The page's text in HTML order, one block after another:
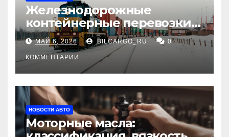
Железнодорожные
контейнерные перевозки
из Китая в Россию:
маршруты, сроки и
требования
МАЙ 6, 2026 BILCARGO_RU 0
КОММЕНТАРИИ
НОВОСТИ АВТО
Моторные масла: